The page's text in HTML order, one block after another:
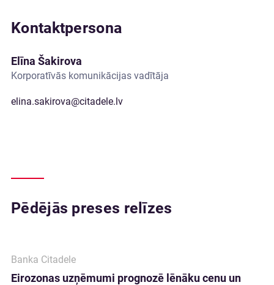
Kontaktpersona
Elīna Šakirova
Korporatīvās komunikācijas vadītāja
elina.sakirova@citadele.lv
Pēdējās preses relīzes
Banka Citadele
Eirozonas uzņēmumi prognozē lēnāku cenu un